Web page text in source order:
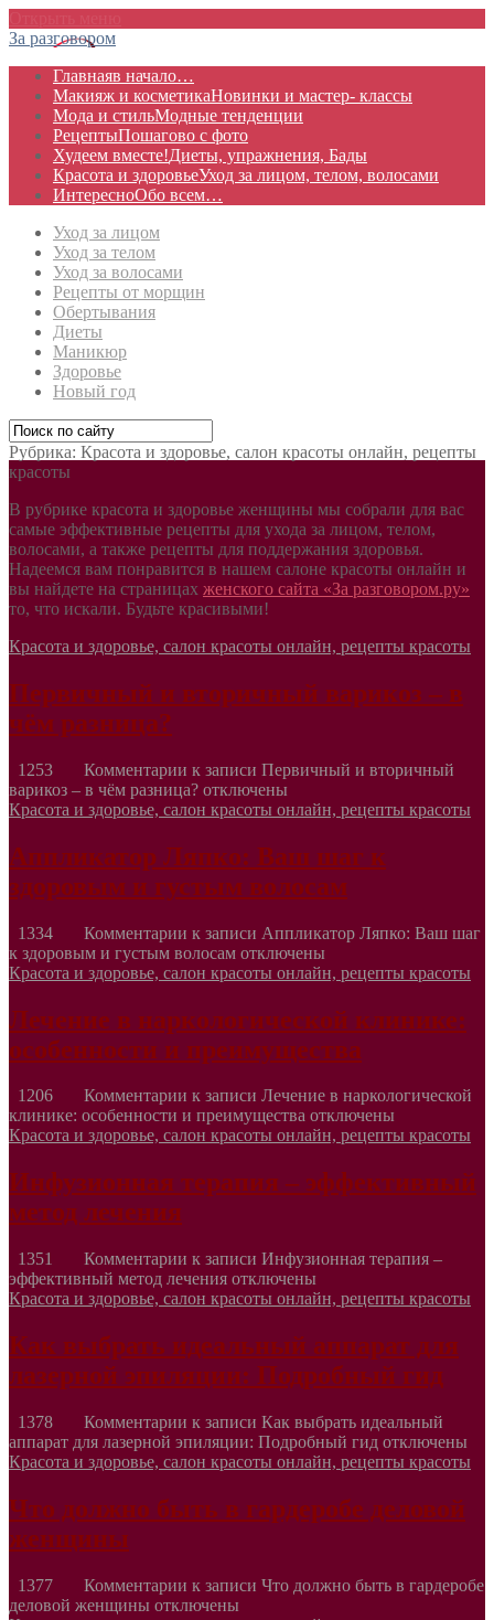
За разговором
Главнаяв начало…
Макияж и косметикаНовинки и мастер- классы
Мода и стильМодные тенденции
РецептыПошагово с фото
Худеем вместе!Диеты, упражнения, Бады
Красота и здоровьеУход за лицом, телом, волосами
ИнтересноОбо всем…
Уход за лицом
Уход за телом
Уход за волосами
Рецепты от морщин
Обертывания
Диеты
Маникюр
Здоровье
Новый год
Рубрика: Красота и здоровье, салон красоты онлайн, рецепты
красоты
В рубрике красота и здоровье женщины мы собрали для вас
самые эффективные рецепты для ухода за лицом, телом,
волосами, а также рецепты для поддержания здоровья.
Надеемся вам понравится в нашем салоне красоты онлайн и
вы найдете на страницах женского сайта «За разговором.ру»
то, что искали. Будьте красивыми!
Красота и здоровье, салон красоты онлайн, рецепты красоты
Первичный и вторичный варикоз – в
чём разница?
1253 Комментарии к записи Первичный и вторичный
варикоз – в чём разница? отключены
Красота и здоровье, салон красоты онлайн, рецепты красоты
Аппликатор Ляпко: Ваш шаг к
здоровым и густым волосам
1334 Комментарии к записи Аппликатор Ляпко: Ваш шаг
к здоровым и густым волосам отключены
Красота и здоровье, салон красоты онлайн, рецепты красоты
Лечение в наркологической клинике:
особенности и преимущества
1206 Комментарии к записи Лечение в наркологической
клинике: особенности и преимущества отключены
Красота и здоровье, салон красоты онлайн, рецепты красоты
Инфузионная терапия – эффективный
метод лечения
1351 Комментарии к записи Инфузионная терапия –
эффективный метод лечения отключены
Красота и здоровье, салон красоты онлайн, рецепты красоты
Как выбрать идеальный аппарат для
лазерной эпиляции: Подробный гид
1378 Комментарии к записи Как выбрать идеальный
аппарат для лазерной эпиляции: Подробный гид отключены
Красота и здоровье, салон красоты онлайн, рецепты красоты
Что должно быть в гардеробе деловой
женщины
1377 Комментарии к записи Что должно быть в гардеробе
деловой женщины отключены